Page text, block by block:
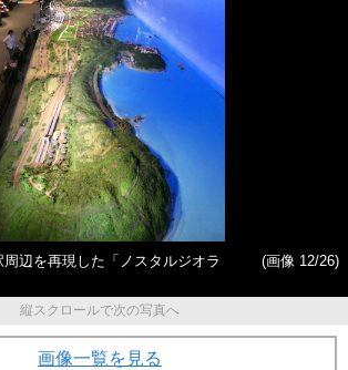
辺を再現した「ノスタルジオラ
(画像 12/26)
縦スクロールで次の写真へ
画像一覧を見る